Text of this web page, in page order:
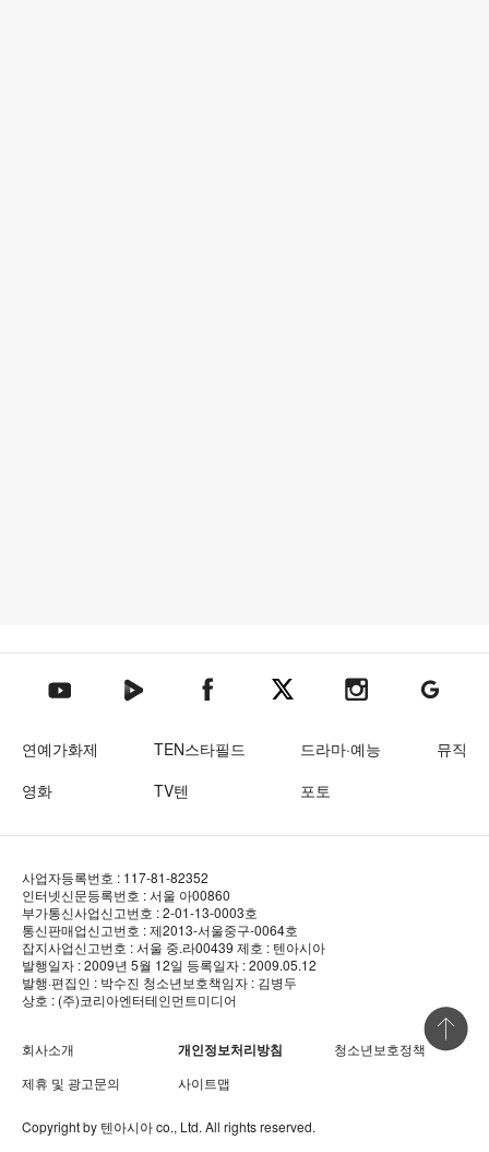
텐아시아 유튜브텐아시아 네이버TV텐아시아 페이스북텐아시아 엑스텐아시아 인스타그램
텐아시아
연예가화제 TEN스타필드 드라마·예능
뮤직
영화
TV텐 포토
사업자등록번호 : 117-81-82352
인터넷신문등록번호 : 서울 아00860
부가통신사업신고번호 : 2-01-13-0003호
통신판매업신고번호 : 제2013-서울중구-0064호
잡지사업신고번호 : 서울 중.라00439 제호 : 텐아시아
발행일자 : 2009년 5월 12일 등록일자 : 2009.05.12
발행·편집인 : 박수진 청소년보호책임자 : 김병두
상호 : (주)코리아엔터테인먼트미디어
회사소개 개인정보처리방침
청소년보호정책
제휴 및 광고문의
사이트맵
Copyright by 텐아시아co., Ltd. All rights reserved.
상단 바로